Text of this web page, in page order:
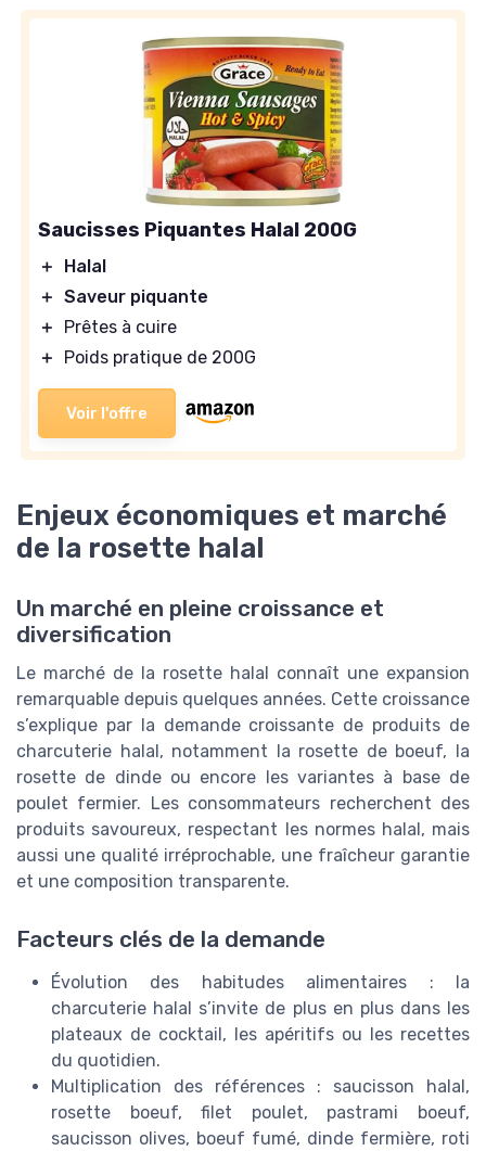
Saucisses Piquantes Halal 200G
＋
Halal
＋ Saveur piquante
＋
Prêtes à cuire
＋
Poids pratique de 200G
Voir l'offre
Enjeux économiques et marché
de la rosette halal
Un marché en pleine croissance et
diversification
Le marché de la rosette halal connaît une expansion
remarquable depuis quelques années. Cette croissance
s’explique par la demande croissante de produits de
charcuterie halal, notamment la rosette de boeuf, la
rosette de dinde ou encore les variantes à base de
poulet fermier. Les consommateurs recherchent des
produits savoureux, respectant les normes halal, mais
aussi une qualité irréprochable, une fraîcheur garantie
et une composition transparente.
Facteurs clés de la demande
Évolution des habitudes alimentaires : la
charcuterie halal s’invite de plus en plus dans les
plateaux de cocktail, les apéritifs ou les recettes
du quotidien.
Multiplication des références : saucisson halal,
rosette boeuf, filet poulet, pastrami boeuf,
saucisson olives, boeuf fumé, dinde fermière, roti